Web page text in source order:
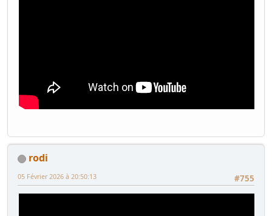
rodi
#755
05 Février 2026 à 20:50:13